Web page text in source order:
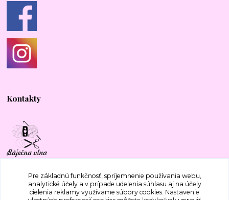
Kontakty
+421 917 577 388
Pre základnú funkčnosť, spríjemnenie používania webu,
analytické účely a v prípade udelenia súhlasu aj na účely
cielenia reklamy využívame súbory cookies. Nastavenie